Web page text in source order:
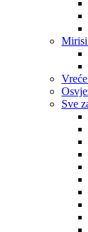
Mirisi
Sve